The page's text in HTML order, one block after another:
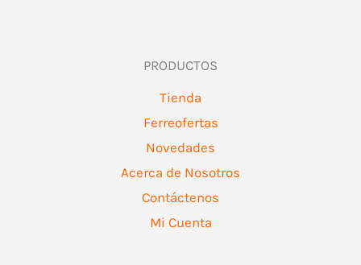
PRODUCTOS
Tienda
Ferreofertas
Novedades
Acerca de Nosotros
Contáctenos
Mi Cuenta